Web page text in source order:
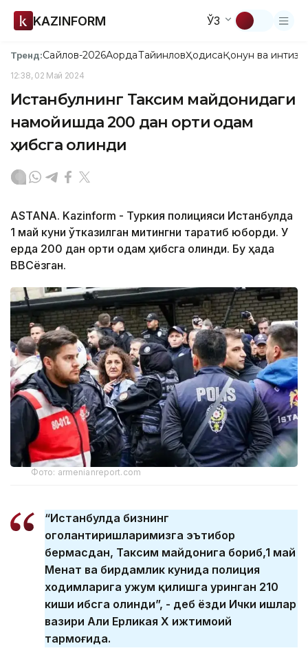
KAZINFORM ЎЗ
Тренд:Сайлов-2026АқордаТайинловҲодисаҚонун ва
12:38, 02 Май 2024
Истанбулнинг Таксим майдонидаги
намойишда 200 дан ортиқ одам
ҳибсга олинди
ASTANA. Kazinform - Туркия полицияси Истанбулда
1 май куни ўтказилган митингни тарқатиб юборди. У
ерда 200 дан ортиқ одам ҳибсга олинди. Бу ҳақда
BBCёзган.
Фото: armenianreport.com
“Истанбулда бизнинг
огоҳлантиришларимизга эътибор
бермасдан, Таксим майдонига бориб,1 май
Меҳнат ва бирдамлик кунида полиция
ходимларига ҳужум қилишга уринган 210
киши ҳибсга олинди”, - деб ёзди Ички ишлар
вазири Али Ерликая Х ижтимоий
тармоғида.